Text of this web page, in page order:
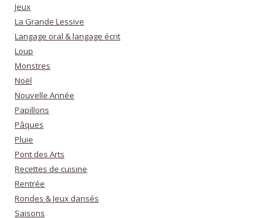
Jeux
La Grande Lessive
Langage oral & langage écrit
Loup
Monstres
Noël
Nouvelle Année
Papillons
Pâques
Pluie
Pont des Arts
Recettes de cuisine
Rentrée
Rondes & Jeux dansés
Saisons